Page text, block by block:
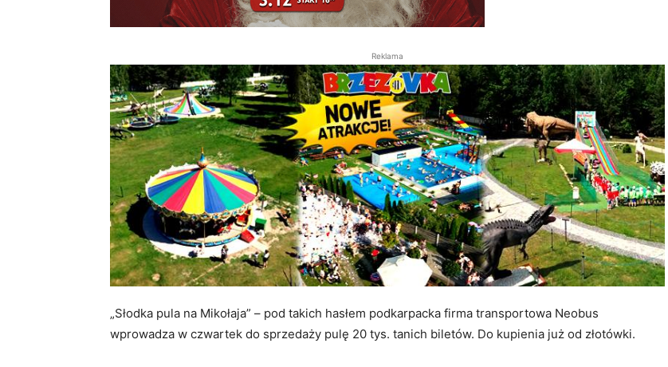
Reklama
„Słodka pula na Mikołaja” – pod takich hasłem podkarpacka firma transportowa Neobus
wprowadza w czwartek do sprzedaży pulę 20 tys. tanich biletów. Do kupienia już od złotówki.